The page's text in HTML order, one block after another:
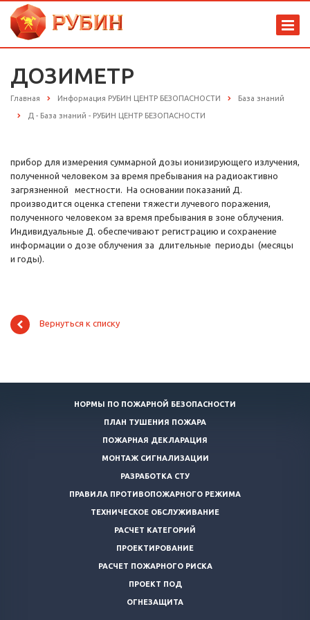
ДОЗИМЕТР
Главная Информация РУБИН ЦЕНТР БЕЗОПАСНОСТИ База знаний
Д - База знаний - РУБИН ЦЕНТР БЕЗОПАСНОСТИ
прибор для измерения суммарной дозы ионизирующего излучения,
полученной человеком за время пребывания на радиоактивно
загрязненной местности. На основании показаний Д.
производится оценка степени тяжести лучевого поражения,
полученного человеком за время пребывания в зоне облучения.
Индивидуальные Д. обеспечивают регистрацию и сохранение
информации о дозе облучения за длительные периоды (месяцы
и годы).
Вернуться к списку
НОРМЫ ПО ПОЖАРНОЙ БЕЗОПАСНОСТИ
ПЛАН ТУШЕНИЯ ПОЖАРА
ПОЖАРНАЯ ДЕКЛАРАЦИЯ
МОНТАЖ СИГНАЛИЗАЦИИ
РАЗРАБОТКА СТУ
ПРАВИЛА ПРОТИВОПОЖАРНОГО РЕЖИМА
ТЕХНИЧЕСКОЕ ОБСЛУЖИВАНИЕ
РАСЧЕТ КАТЕГОРИЙ
ПРОЕКТИРОВАНИЕ
РАСЧЕТ ПОЖАРНОГО РИСКА
ПРОЕКТ ПОД
ОГНЕЗАЩИТА